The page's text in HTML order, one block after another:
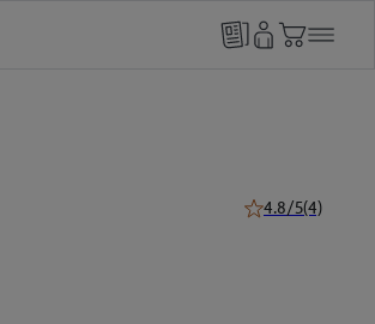
4.8/5(4)